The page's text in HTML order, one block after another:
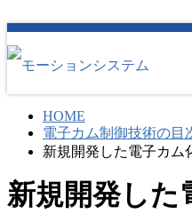
HOME
電子カム制御技術の目
新規開発した電子カム
新規開発した